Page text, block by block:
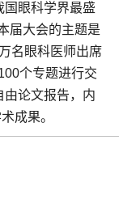
国眼科学界最盛
届大会的主题是
名眼科医师出席
个专题进行交
论文报告，内
成果。